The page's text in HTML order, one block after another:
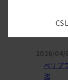
ハイ
2026/04/
ベリプ
法